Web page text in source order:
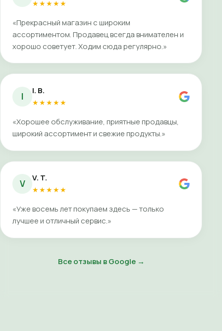
★★★★★
«Прекрасный магазин с широким
ассортиментом. Продавец всегда внимателен и
хорошо советует. Ходим сюда регулярно.»
I I. B.
★★★★★
«Хорошее обслуживание, приятные продавцы,
широкий ассортимент и свежие продукты.»
V V. T.
★★★★★
«Уже восемь лет покупаем здесь — только
лучшее и отличный сервис.»
Все отзывы в Google →